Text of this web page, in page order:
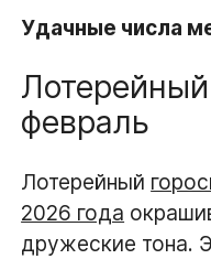
Удачные числа
февраль
Лотерейный
2026 года
дружеские тона.